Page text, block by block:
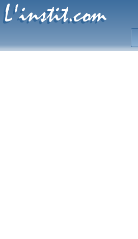
L'instit.com
L'instit.com